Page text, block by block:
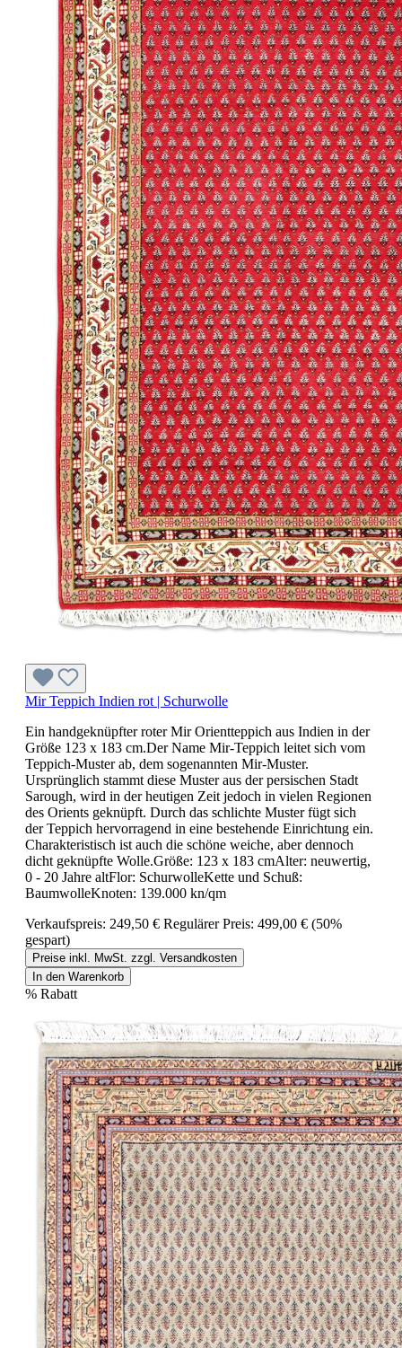
Mir Teppich Indien rot | Schurwolle
Ein handgeknüpfter roter Mir Orientteppich aus Indien in der
Größe 123 x 183 cm.Der Name Mir-Teppich leitet sich vom
Teppich-Muster ab, dem sogenannten Mir-Muster.
Ursprünglich stammt diese Muster aus der persischen Stadt
Sarough, wird in der heutigen Zeit jedoch in vielen Regionen
des Orients geknüpft. Durch das schlichte Muster fügt sich
der Teppich hervorragend in eine bestehende Einrichtung ein.
Charakteristisch ist auch die schöne weiche, aber dennoch
dicht geknüpfte Wolle.Größe: 123 x 183 cmAlter: neuwertig,
0 - 20 Jahre altFlor: SchurwolleKette und Schuß:
BaumwolleKnoten: 139.000 kn/qm
Verkaufspreis: 249,50 € Regulärer Preis: 499,00 € (50%
gespart)
Preise inkl. MwSt. zzgl. Versandkosten
In den Warenkorb
% Rabatt